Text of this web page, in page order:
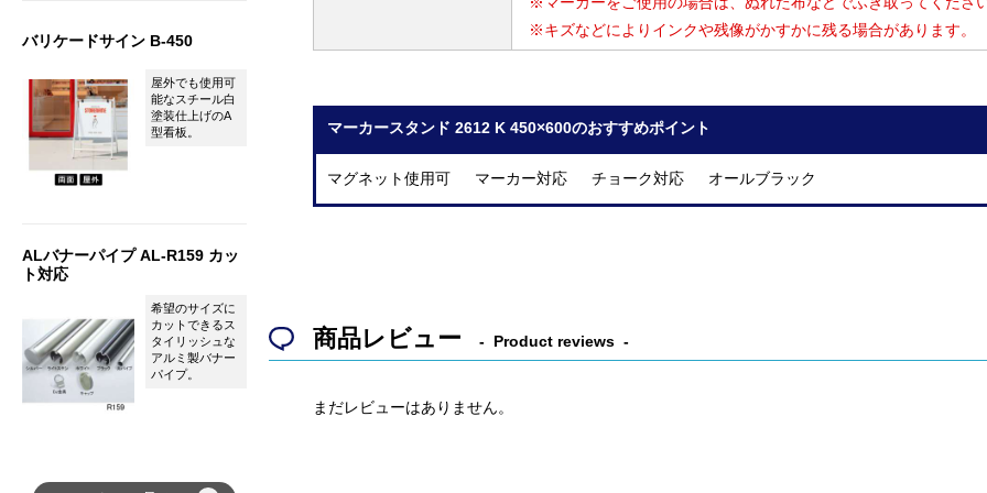
※キズなどによりインクや残像がかすかに残る場合があります。
マーカースタンド 2612 K 450×600のおすすめポイント
マグネット使用可 マーカー対応 チョーク対応 オールブラック
商品レビュー Product reviews
まだレビューはありません。
バリケードサイン B-450
屋外でも使用可
能なスチール白
塗装仕上げのA
型看板。
ALバナーパイプ AL-R159 カッ
ト対応
希望のサイズに
カットできるス
タイリッシュな
アルミ製バナー
パイプ。